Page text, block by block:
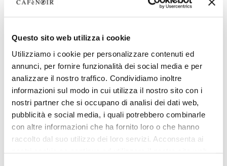
Questo sito web utilizza i cookie
Utilizziamo i cookie per personalizzare contenuti ed
annunci, per fornire funzionalità dei social media e per
analizzare il nostro traffico. Condividiamo inoltre
informazioni sul modo in cui utilizza il nostro sito con i
nostri partner che si occupano di analisi dei dati web,
pubblicità e social media, i quali potrebbero combinarle
con altre informazioni che ha fornito loro o che hanno
raccolto dal suo utilizzo dei loro servizi. Acconsenta ai